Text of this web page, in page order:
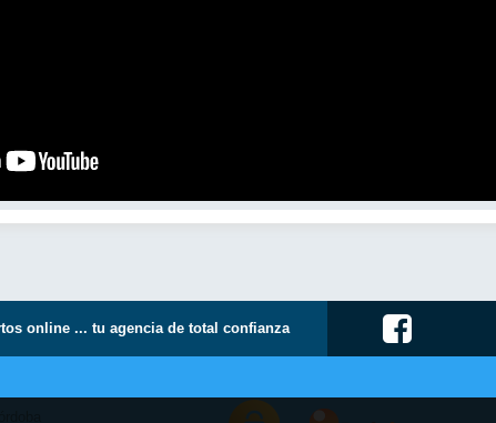
online ... tu agencia de total confianza